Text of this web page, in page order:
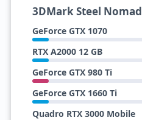
3DMark Steel Nomad
GeForce GTX 1070
RTX A2000 12 GB
GeForce GTX 980 Ti
GeForce GTX 1660 Ti
Quadro RTX 3000 Mobile